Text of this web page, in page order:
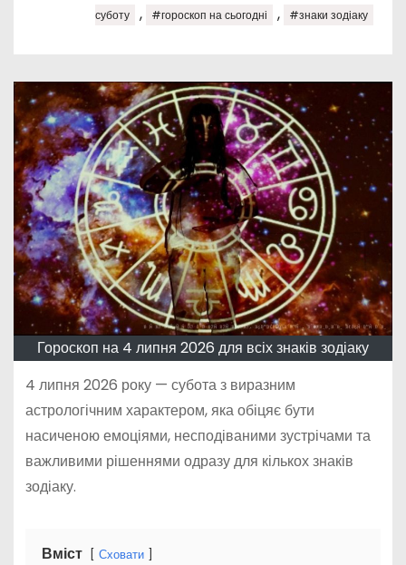
суботу
, #гороскоп на сьогодні , #знаки зодіаку
Гороскоп на 4 липня 2026 для всіх знаків зодіаку
4 липня 2026 року — субота з виразним
астрологічним характером, яка обіцяє бути
насиченою емоціями, несподіваними зустрічами та
важливими рішеннями одразу для кількох знаків
зодіаку.
Вміст Сховати